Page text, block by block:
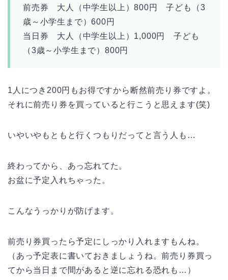
前売券 大人（中学生以上）800円 子ども（3
歳～小学生まで）600円
当日券 大人（中学生以上）1,000円 子ども
（3歳～小学生まで）800円
1人につき200円もお得ですから断然前売り券ですよ。
それに前売り券を買っていると行こうと思えます(笑)
いやいやもともと行くつもりだってと言う人も…
終わってから、あっ忘れてた。
お盆に予定入れちゃった。
こんなうっかりが防げます。
前売り券買ったら予定にしっかり入れますもんね。
（あっ予定表に書いておきましょうね。前売り券買っ
てから当日まで間があると逆に忘れる恐れも…）